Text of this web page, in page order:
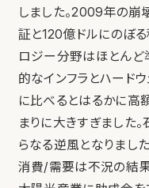
しました。2009年の崩
証と120億ドルにのぼ
ロジー分野はほとんど
的なインフラとハードウ
に比べるとはるかに高
まりに大きすぎました
らなる逆風となりまし
消費/需要は不況の結